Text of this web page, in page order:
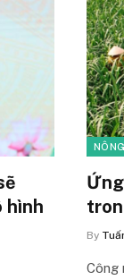
hình
By
Công